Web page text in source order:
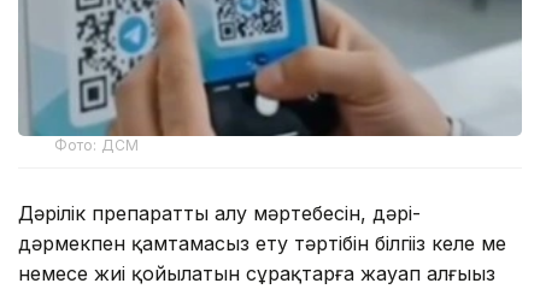
Фото: ДСМ
Дәрілік препаратты алу мәртебесін, дәрі-
дәрмекпен қамтамасыз ету тәртібін білгіңіз келе ме
немесе жиі қойылатын сұрақтарға жауап алғыңыз